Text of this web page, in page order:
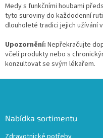
Medy s funkčními houbami
tyto suroviny do každodenní
dlouholeté tradici jejich užívání
Upozornění: Nepřekračujte
včelí produkty nebo s
konzultovat se svým lékařem.
Nabídka sortimentu